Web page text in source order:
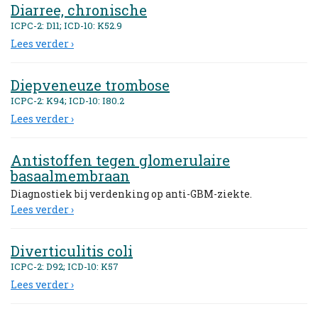
Diarree, chronische
ICPC-2: D11; ICD-10: K52.9
Lees verder ›
Diepveneuze trombose
ICPC-2: K94; ICD-10: I80.2
Lees verder ›
Antistoffen tegen glomerulaire
basaalmembraan
Diagnostiek bij verdenking op anti-GBM-ziekte.
Lees verder ›
Diverticulitis coli
ICPC-2: D92; ICD-10: K57
Lees verder ›